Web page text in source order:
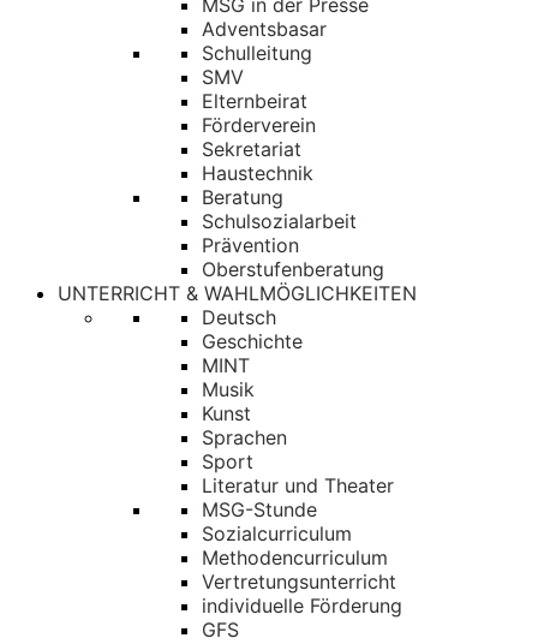
MSG in der Presse
Adventsbasar
Schulleitung
SMV
Elternbeirat
Förderverein
Sekretariat
Haustechnik
Beratung
Schulsozialarbeit
Prävention
Oberstufenberatung
UNTERRICHT & WAHLMÖGLICHKEITEN
Deutsch
Geschichte
MINT
Musik
Kunst
Sprachen
Sport
Literatur und Theater
MSG-Stunde
Sozialcurriculum
Methodencurriculum
Vertretungsunterricht
individuelle Förderung
GFS